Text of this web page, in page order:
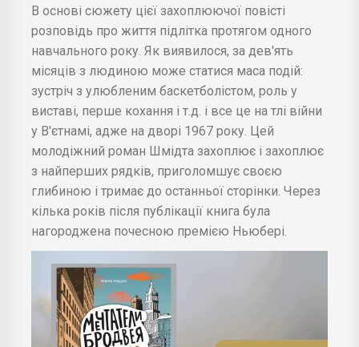
В основі сюжету цієї захоплюючої повісті
розповідь про життя підлітка протягом одного
навчального року. Як виявилося, за дев'ять
місяців з людиною може статися маса подій:
зустріч з улюбленим баскетболістом, роль у
виставі, перше кохання і т.д. і все це на тлі війни
у В'єтнамі, адже на дворі 1967 року. Цей
молодіжний роман Шмідта захоплює і захоплює
з найперших рядків, приголомшує своєю
глибиною і тримає до останньої сторінки. Через
кілька років після публікації книга була
нагороджена почесною премією Ньюбері.